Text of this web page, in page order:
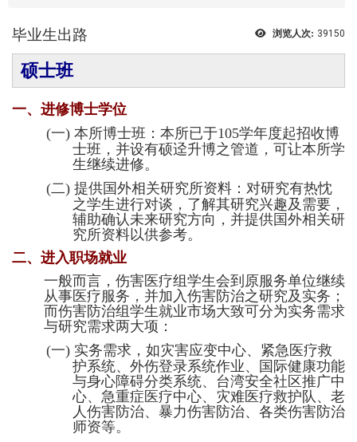
浏览人次: 39150
毕业生出路
硕士班
一、 进修博士学位
(一) 本所博士班：本所已于105学年度起招收博
士班，并设有硕迳升博之管道，可让本所学
生继续进修。
(二) 提供国外相关研究所资料：对研究有热忱
之学生进行对谈，了解其研究兴趣及需要，
辅助确认未来研究方向，并提供国外相关研
究所资料以供参考。
二、 进入职场就业
一般而言，伤害医疗组学生会到原服务单位继续
从事医疗服务，并加入伤害防治之研究及实务；
而伤害防治组学生就业市场大致可分为实务需求
与研究需求两大项：
(一) 实务需求，如灾害应变中心、紧急医疗救
护系统、外伤登录系统作业、国际健康功能
与身心障碍分类系统、台湾安全社区推广中
心、急重症医疗中心、灾难医疗救护队、老
人伤害防治、暴力伤害防治、各类伤害防治
师资等。